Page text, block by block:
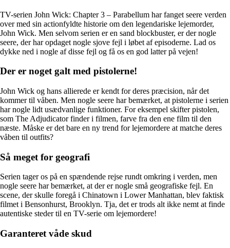
TV-serien John Wick: Chapter 3 – Parabellum har fanget seere verden
over med sin actionfyldte historie om den legendariske lejemorder,
John Wick. Men selvom serien er en sand blockbuster, er der nogle
seere, der har opdaget nogle sjove fejl i løbet af episoderne. Lad os
dykke ned i nogle af disse fejl og få os en god latter på vejen!
Der er noget galt med pistolerne!
John Wick og hans allierede er kendt for deres præcision, når det
kommer til våben. Men nogle seere har bemærket, at pistolerne i serien
har nogle lidt usædvanlige funktioner. For eksempel skifter pistolen,
som The Adjudicator finder i filmen, farve fra den ene film til den
næste. Måske er det bare en ny trend for lejemordere at matche deres
våben til outfits?
Så meget for geografi
Serien tager os på en spændende rejse rundt omkring i verden, men
nogle seere har bemærket, at der er nogle små geografiske fejl. En
scene, der skulle foregå i Chinatown i Lower Manhattan, blev faktisk
filmet i Bensonhurst, Brooklyn. Tja, det er trods alt ikke nemt at finde
autentiske steder til en TV-serie om lejemordere!
Garanteret våde skud